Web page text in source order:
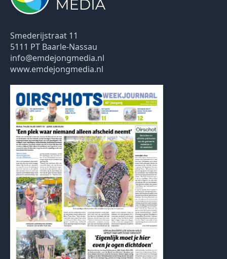
Smederijstraat 11
5111 PT Baarle-Nassau
info@emdejongmedia.nl
www.emdejongmedia.nl